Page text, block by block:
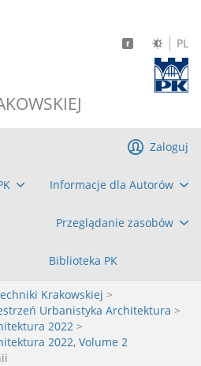
PL
Informacje dla Autorów
Przeglądanie zasobów
Biblioteka PK
Zaloguj
Krakowskiej >
Urbanistyka Architektura >
2022 >
2022, Volume 2